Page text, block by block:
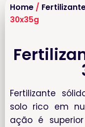
Home /
30x35g
Fertilizante
solo rico em
ação é